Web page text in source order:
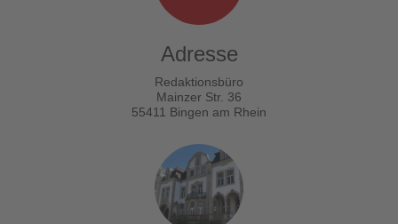
Adresse
Redaktionsbüro
Mainzer Str. 36
55411 Bingen am Rhein